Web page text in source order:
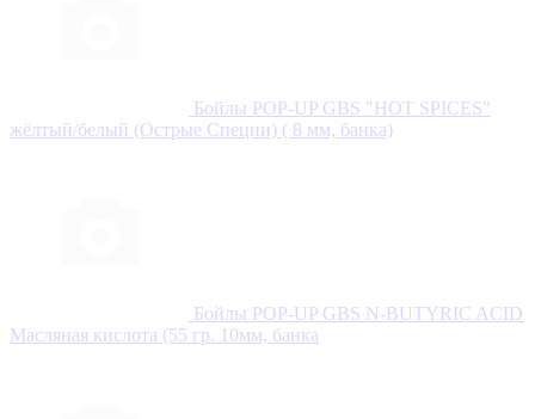
Бойлы POP-UP GBS "HOT SPICES"
жёлтый/белый (Острые Специи) ( 8 мм, банка)
Бойлы POP-UP GBS N-BUTYRIC ACID
Масляная кислота (55 гр. 10мм, банка